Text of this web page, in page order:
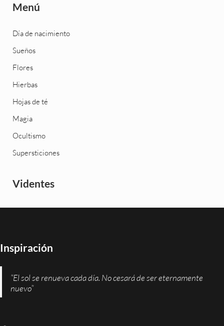
Menú
Día de nacimiento
Sueños
Flores
Hierbas
Hojas de té
Magia
Ocultismo
Supersticiones
Videntes
Inspiración
“El sol se renueva cada día. No cesará de ser eternamente
nuevo”